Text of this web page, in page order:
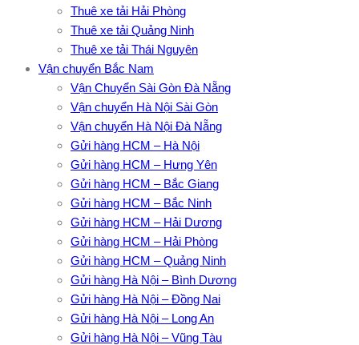
Thuê xe tải Hải Phòng
Thuê xe tải Quảng Ninh
Thuê xe tải Thái Nguyên
Vận chuyển Bắc Nam
Vận Chuyển Sài Gòn Đà Nẵng
Vận chuyển Hà Nội Sài Gòn
Vận chuyển Hà Nội Đà Nẵng
Gửi hàng HCM – Hà Nội
Gửi hàng HCM – Hưng Yên
Gửi hàng HCM – Bắc Giang
Gửi hàng HCM – Bắc Ninh
Gửi hàng HCM – Hải Dương
Gửi hàng HCM – Hải Phòng
Gửi hàng HCM – Quảng Ninh
Gửi hàng Hà Nội – Bình Dương
Gửi hàng Hà Nội – Đồng Nai
Gửi hàng Hà Nội – Long An
Gửi hàng Hà Nội – Vũng Tàu